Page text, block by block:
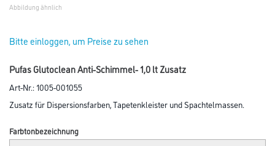
Abbildung ähnlich
Bitte einloggen, um Preise zu sehen
Pufas Glutoclean Anti-Schimmel- 1,0 lt Zusatz
Art-Nr.:1005-001055
Zusatz für Dispersionsfarben, Tapetenkleister und Spachtelmassen.
Farbtonbezeichnung